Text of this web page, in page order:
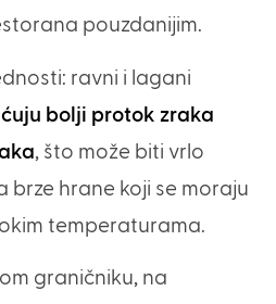
pouzdanijim.
ravni i lagani
bolji protok zraka
, što može biti vrlo
brze hrane koji se moraju
temperaturama.
graničniku, na